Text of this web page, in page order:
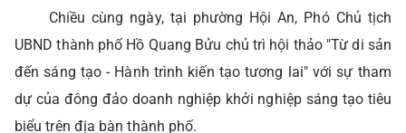
Chiều cùng ngày, tại phường Hội An, Phó Chủ tịch
UBND thành phố Hồ Quang Bửu chủ trì hội thảo "Từ di sản
đến sáng tạo - Hành trình kiến tạo tương lai" với sự tham
dự của đông đảo doanh nghiệp khởi nghiệp sáng tạo tiêu
biểu trên địa bàn thành phố.